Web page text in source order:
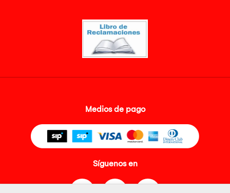
Medios de pago
Síguenos en